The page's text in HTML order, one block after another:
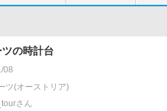
の時計台
08
ツ(オーストリア)
さん